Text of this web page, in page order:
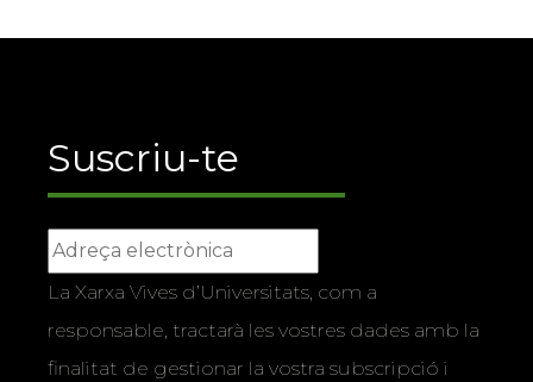
Suscriu-te
La Xarxa Vives d’Universitats, com a
responsable, tractarà les vostres dades amb la
finalitat de gestionar la vostra subscripció i